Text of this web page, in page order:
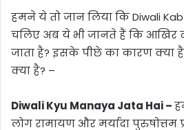
हमने ये तो जान लिया कि Diwali
चलिए अब ये भी जानते हैं कि आखिर
जाता है? इसके पीछे का कारण क्या
क्या है? –
Diwali Kyu Manaya Jata Hai –
लोग रामायण और मर्यादा पुरुषोत्तम